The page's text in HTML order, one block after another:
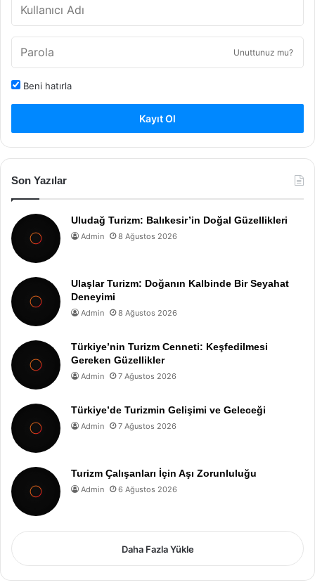
Unuttunuz mu?
Beni hatırla
Kayıt Ol
Son Yazılar
Uludağ Turizm: Balıkesir’in Doğal Güzellikleri
Admin 8 Ağustos 2026
Ulaşlar Turizm: Doğanın Kalbinde Bir Seyahat
Deneyimi
Admin 8 Ağustos 2026
Türkiye’nin Turizm Cenneti: Keşfedilmesi
Gereken Güzellikler
Admin 7 Ağustos 2026
Türkiye’de Turizmin Gelişimi ve Geleceği
Admin 7 Ağustos 2026
Turizm Çalışanları İçin Aşı Zorunluluğu
Admin 6 Ağustos 2026
Daha Fazla Yükle